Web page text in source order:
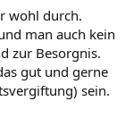
wohl durch.
man auch kein
zur Besorgnis.
gut und gerne
sein.